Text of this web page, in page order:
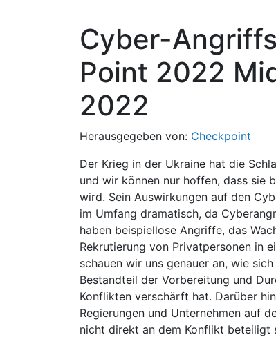
Cyber-
Point 2022
2022
Herausgegeben von: Checkpoint
Der Krieg in der Ukraine hat die
und wir können nur hoffen, dass sie
wird. Sein Auswirkungen auf den
im Umfang dramatisch, da
haben beispiellose Angriffe, das
Rekrutierung von Privatpersonen in
schauen wir uns genauer an, wie
Bestandteil der Vorbereitung und
Konflikten verschärft hat. Darüber
Regierungen und Unternehmen auf
nicht direkt an dem Konflikt beteiligt